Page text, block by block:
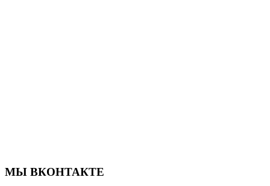
МЫ ВКОНТАКТЕ